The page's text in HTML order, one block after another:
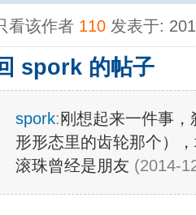
看该作者 110 发表于:
spork 的帖子
spork: 刚想起来一件事
形形态里的齿轮那个）
滚珠曾经是朋友 (2014-